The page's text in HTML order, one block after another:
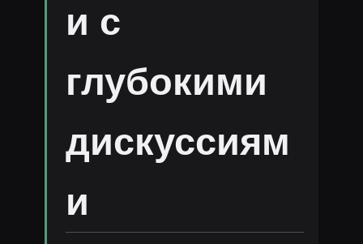
и с
глубокими
дискуссиям
и